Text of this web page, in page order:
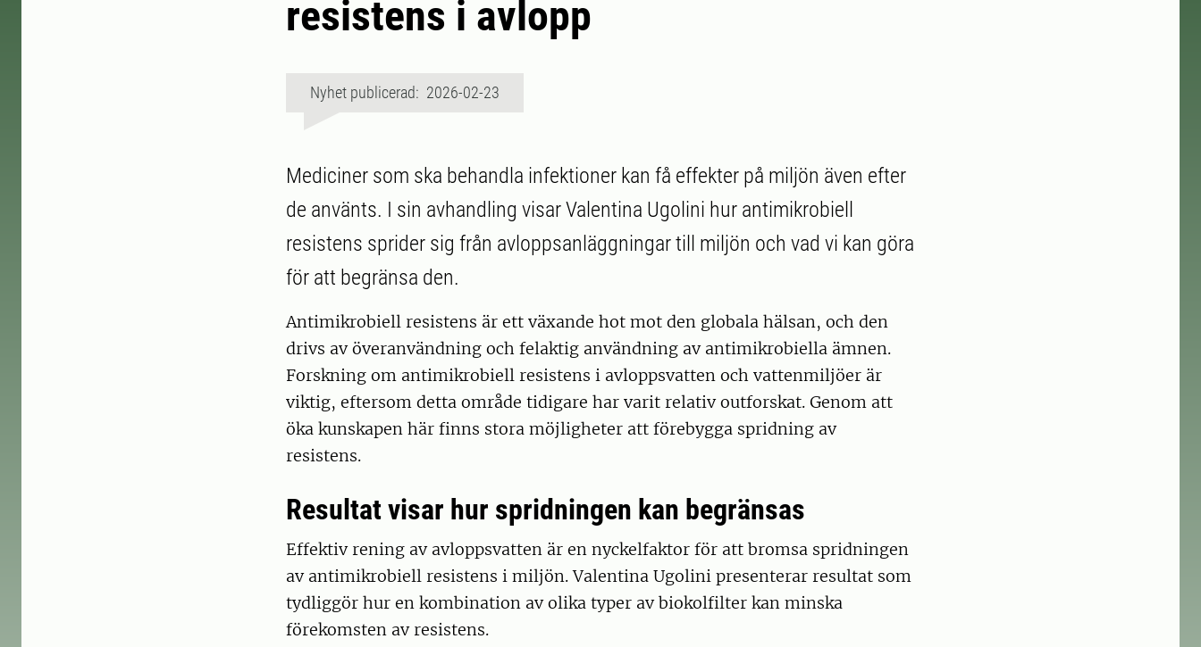
resistens i avlopp
Nyhet publicerad: 2026-02-23
Mediciner som ska behandla infektioner kan få effekter på miljön även efter
de använts. I sin avhandling visar Valentina Ugolini hur antimikrobiell
resistens sprider sig från avloppsanläggningar till miljön och vad vi kan göra
för att begränsa den.
Antimikrobiell resistens är ett växande hot mot den globala hälsan, och den
drivs av överanvändning och felaktig användning av antimikrobiella ämnen.
Forskning om antimikrobiell resistens i avloppsvatten och vattenmiljöer är
viktig, eftersom detta område tidigare har varit relativ outforskat. Genom att
öka kunskapen här finns stora möjligheter att förebygga spridning av
resistens.
Resultat visar hur spridningen kan begränsas
Effektiv rening av avloppsvatten är en nyckelfaktor för att bromsa spridningen
av antimikrobiell resistens i miljön. Valentina Ugolini presenterar resultat som
tydliggör hur en kombination av olika typer av biokolfilter kan minska
förekomsten av resistens.